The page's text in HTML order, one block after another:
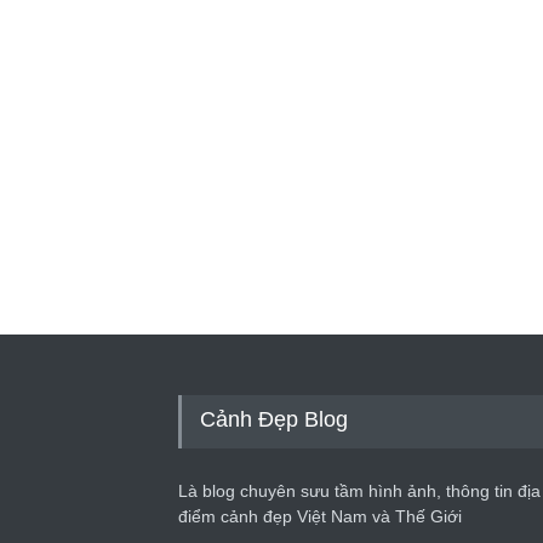
Cảnh Đẹp Blog
Là blog chuyên sưu tầm hình ảnh, thông tin địa
điểm cảnh đẹp Việt Nam và Thế Giới